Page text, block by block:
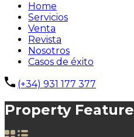
Home
Servicios
Venta
Revista
Nosotros
Casos de éxito
(+34) 931 177 377
Property Feature